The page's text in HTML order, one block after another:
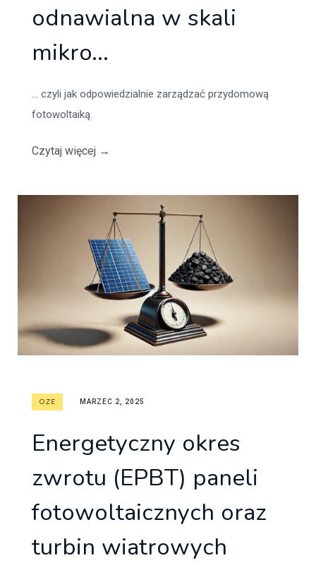
odnawialna w skali
mikro...
... czyli jak odpowiedzialnie zarządzać przydomową
fotowoltaiką.
Czytaj więcej →
OZE MARZEC 2, 2025
Energetyczny okres
zwrotu (EPBT) paneli
fotowoltaicznych oraz
turbin wiatrowych